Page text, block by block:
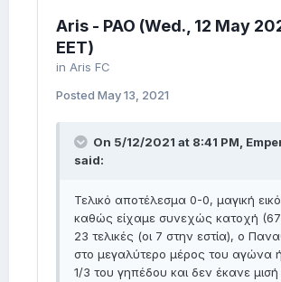
Aris - PAO (Wed., 12 May
EET)
in Aris FC
Posted May 13, 2021
On 5/12/2021 at 8:41 PM,
said:
Τελικό αποτέλεσμα 0-0, μαγική
καθώς είχαμε συνεχώς κατοχή
23 τελικές (οι 7 στην εστία), ο
στο μεγαλύτερο μέρος του αγώνα
1/3 του γηπέδου και δεν έκανε μισή